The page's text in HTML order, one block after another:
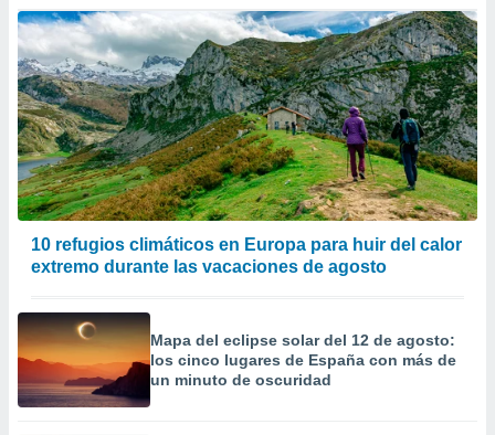
10 refugios climáticos en Europa para huir del calor
extremo durante las vacaciones de agosto
Mapa del eclipse solar del 12 de agosto:
los cinco lugares de España con más de
un minuto de oscuridad